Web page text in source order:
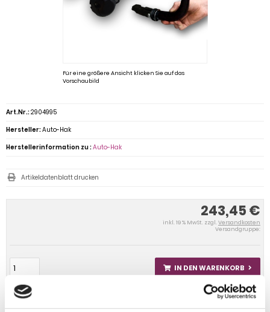
Für eine größere Ansicht klicken Sie auf das
Vorschaubild
243,45 €
inkl. 19 % MwSt. zzgl. Versandkosten
Versandgruppe:
IN DEN WARENKORB
Art.Nr.:2904995
Hersteller:Auto-Hak
Herstellerinformation zu :Auto-Hak
Artikeldatenblatt drucken